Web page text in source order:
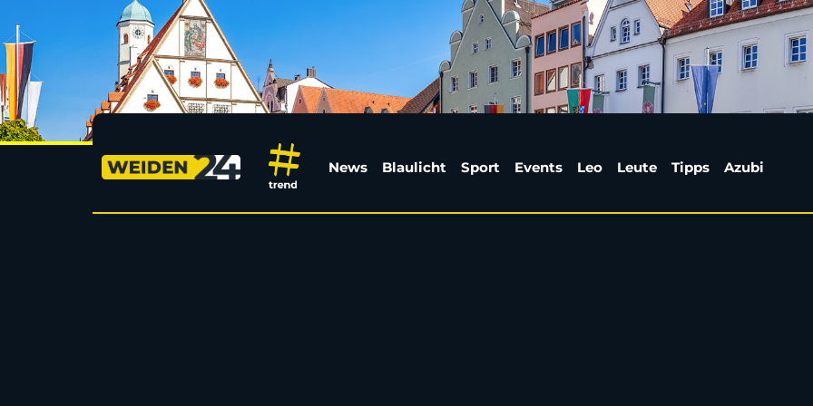
Blacked Out im Hashtag: Die Bilder vom
News Blaulicht Sport Events Leo Leute Tipps Azubi